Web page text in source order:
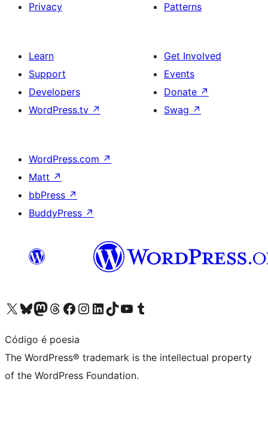
Privacy
Patterns
Learn
Support
Developers
WordPress.tv ↗
Get Involved
Events
Donate ↗
Swag ↗
WordPress.com ↗
Matt ↗
bbPress ↗
BuddyPress ↗
Visit our X (formerly Twitter) account
Visit our Bluesky account
Visit our Mastodon account
Visit our Threads account
Visit our Facebook page
Visit our Instagram account
Visit our LinkedIn account
Visit our TikTok account
Visit our YouTube channel
Visit our Tumblr account
Código é poesia
The WordPress® trademark is the intellectual property
of the WordPress Foundation.